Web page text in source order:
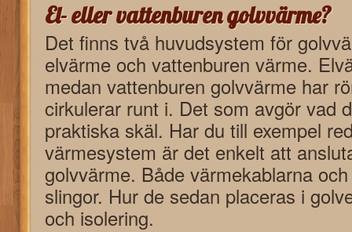
El- eller vattenburen golvvärme?
Det finns två huvudsystem för
elvärme och vattenburen värme.
medan vattenburen golvvärme har
cirkulerar runt i. Det som avgör vad
praktiska skäl. Har du till exempel
värmesystem är det enkelt att
golvvärme. Både värmekablarna
slingor. Hur de sedan placeras i
och isolering.